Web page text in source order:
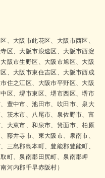
、大阪市此花区、大阪市西区、
区、大阪市浪速区、大阪市西淀
阪市生野区、大阪市旭区、大阪
、大阪市東住吉区、大阪市西成
住之江区、大阪市平野区、大阪
区、堺市東区、堺市西区、堺市
豊中市、池田市、吹田市、泉大
茨木市、八尾市、泉佐野市、富
大東市、和泉市、箕面市、柏原
藤井寺市、東大阪市、泉南市、
三島郡島本町、豊能郡豊能町、
町、泉南郡田尻町、泉南郡岬
河内郡千早赤阪村）